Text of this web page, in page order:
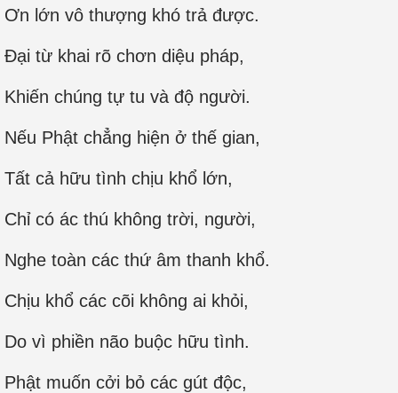
Ơn lớn vô thượng khó trả được.
Ðại từ khai rõ chơn diệu pháp,
Khiến chúng tự tu và độ người.
Nếu Phật chẳng hiện ở thế gian,
Tất cả hữu tình chịu khổ lớn,
Chỉ có ác thú không trời, người,
Nghe toàn các thứ âm thanh khổ.
Chịu khổ các cõi không ai khỏi,
Do vì phiền não buộc hữu tình.
Phật muốn cởi bỏ các gút độc,